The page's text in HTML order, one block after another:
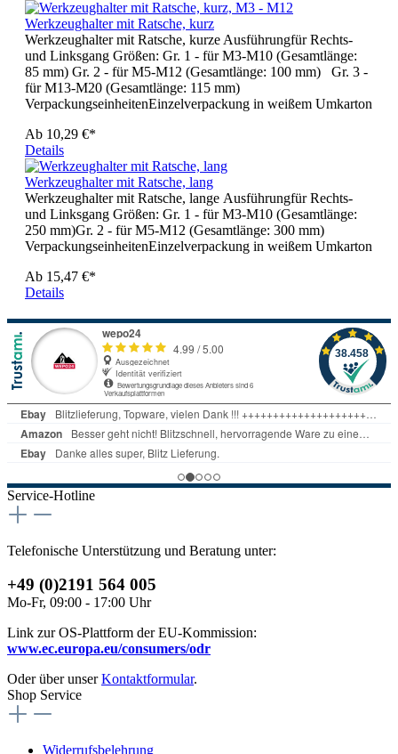
Werkzeughalter mit Ratsche, kurz
Werkzeughalter mit Ratsche, kurze Ausführungfür Rechts-
und Linksgang Größen: Gr. 1 - für M3-M10 (Gesamtlänge:
85 mm) Gr. 2 - für M5-M12 (Gesamtlänge: 100 mm) Gr. 3 -
für M13-M20 (Gesamtlänge: 115 mm)
VerpackungseinheitenEinzelverpackung in weißem Umkarton
Ab 10,29 €*
Details
Werkzeughalter mit Ratsche, lang
Werkzeughalter mit Ratsche, lange Ausführungfür Rechts-
und Linksgang Größen: Gr. 1 - für M3-M10 (Gesamtlänge:
250 mm)Gr. 2 - für M5-M12 (Gesamtlänge: 300 mm)
VerpackungseinheitenEinzelverpackung in weißem Umkarton
Ab 15,47 €*
Details
Service-Hotline
Telefonische Unterstützung und Beratung unter:
+49 (0)2191 564 005
Mo-Fr, 09:00 - 17:00 Uhr
Link zur OS-Plattform der EU-Kommission:
www.ec.europa.eu/consumers/odr
Oder über unserKontaktformular.
Shop Service
Widerrufsbelehrung